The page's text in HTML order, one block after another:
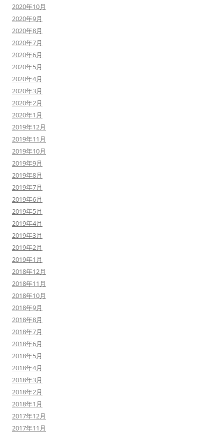
2020年10月
2020年9月
2020年8月
2020年7月
2020年6月
2020年5月
2020年4月
2020年3月
2020年2月
2020年1月
2019年12月
2019年11月
2019年10月
2019年9月
2019年8月
2019年7月
2019年6月
2019年5月
2019年4月
2019年3月
2019年2月
2019年1月
2018年12月
2018年11月
2018年10月
2018年9月
2018年8月
2018年7月
2018年6月
2018年5月
2018年4月
2018年3月
2018年2月
2018年1月
2017年12月
2017年11月